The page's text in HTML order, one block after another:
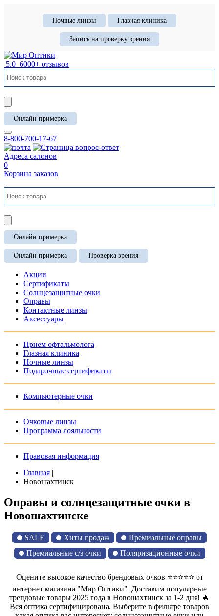
Ночные линзы Глазная клиника
Запись на проверку зрения
5.0 6000+ отзывов
Онлайн примерка
8-800-700-17-67
Адреса салонов
0
Корзина заказов
Онлайн примерка
Онлайн примерка Проверка зрения
Акции
Сертификаты
Солнцезащитные очки
Оправы
Контактные линзы
Аксессуары
Прием офтальмолога
Глазная клиника
Ночные линзы
Подарочные сертификаты
Компьютерные очки
Очковые линзы
Программа лояльности
Правовая информация
Главная |
Новошахтинск
Оправы и солнцезащитные очки в
Новошахтинске
SALE Хиты продаж
Премиальные оправы
Премиальные с/з очки
Поляризационные очки
Оцените высокое качество брендовых очков ⭐⭐⭐⭐⭐ от
интернет магазина "Мир Оптики". Доставим популярные
трендовые товары 2025 года в Новошахтинск за 1-2 дня! 🔥
Вся оптика сертифицирована. Выберите в фильтре товаров